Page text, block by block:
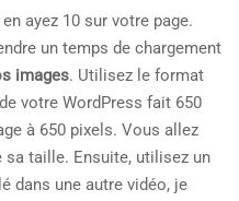
ayez 10 sur votre page.
un temps de chargement
images. Utilisez le format
votre WordPress fait 650
à 650 pixels. Vous allez
sa taille. Ensuite, utilisez un
dans une autre vidéo, je